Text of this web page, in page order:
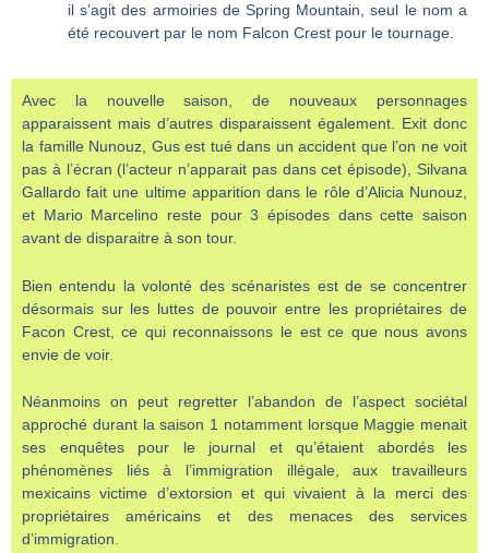
il s’agit des armoiries de Spring Mountain, seul le nom a
été recouvert par le nom Falcon Crest pour le tournage.
Avec la nouvelle saison, de nouveaux personnages
apparaissent mais d’autres disparaissent également. Exit donc
la famille Nunouz, Gus est tué dans un accident que l’on ne voit
pas à l’écran (l’acteur n’apparait pas dans cet épisode), Silvana
Gallardo fait une ultime apparition dans le rôle d’Alicia Nunouz,
et Mario Marcelino reste pour 3 épisodes dans cette saison
avant de disparaitre à son tour.
Bien entendu la volonté des scénaristes est de se concentrer
désormais sur les luttes de pouvoir entre les propriétaires de
Facon Crest, ce qui reconnaissons le est ce que nous avons
envie de voir.
Néanmoins on peut regretter l’abandon de l’aspect sociétal
approché durant la saison 1 notamment lorsque Maggie menait
ses enquêtes pour le journal et qu’étaient abordés les
phénomènes liés à l’immigration illégale, aux travailleurs
mexicains victime d’extorsion et qui vivaient à la merci des
propriétaires américains et des menaces des services
d’immigration.